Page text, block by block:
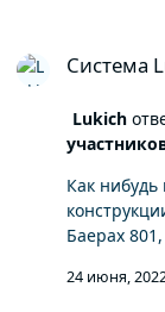
Система
Lukich
Как
Баерах
24 июня,